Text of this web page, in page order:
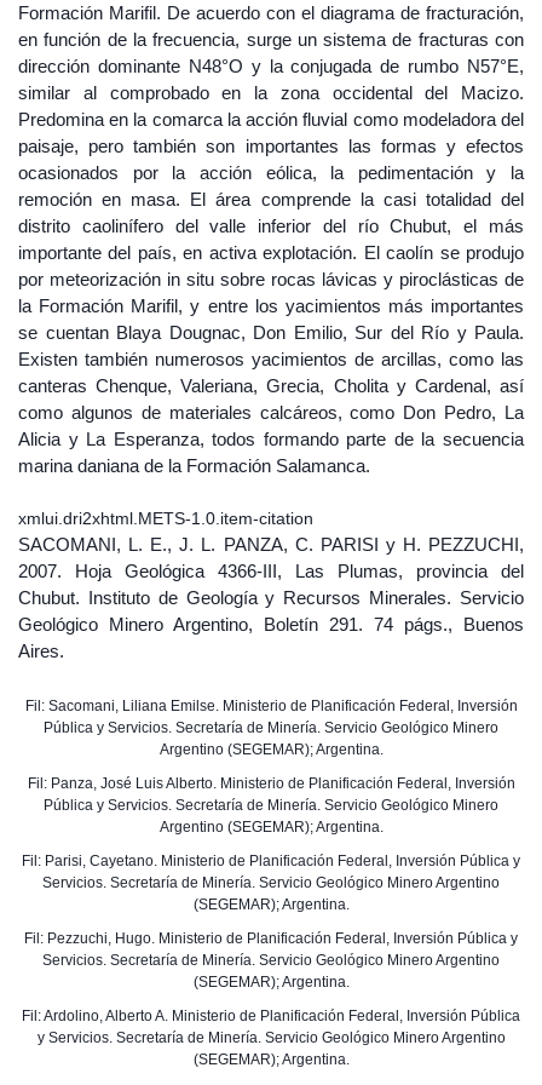
Formación Marifil. De acuerdo con el diagrama de fracturación,
en función de la frecuencia, surge un sistema de fracturas con
dirección dominante N48°O y la conjugada de rumbo N57°E,
similar al comprobado en la zona occidental del Macizo.
Predomina en la comarca la acción fluvial como modeladora del
paisaje, pero también son importantes las formas y efectos
ocasionados por la acción eólica, la pedimentación y la
remoción en masa. El área comprende la casi totalidad del
distrito caolinífero del valle inferior del río Chubut, el más
importante del país, en activa explotación. El caolín se produjo
por meteorización in situ sobre rocas lávicas y piroclásticas de
la Formación Marifil, y entre los yacimientos más importantes
se cuentan Blaya Dougnac, Don Emilio, Sur del Río y Paula.
Existen también numerosos yacimientos de arcillas, como las
canteras Chenque, Valeriana, Grecia, Cholita y Cardenal, así
como algunos de materiales calcáreos, como Don Pedro, La
Alicia y La Esperanza, todos formando parte de la secuencia
marina daniana de la Formación Salamanca.
xmlui.dri2xhtml.METS-1.0.item-citation
SACOMANI, L. E., J. L. PANZA, C. PARISI y H. PEZZUCHI,
2007. Hoja Geológica 4366-III, Las Plumas, provincia del
Chubut. Instituto de Geología y Recursos Minerales. Servicio
Geológico Minero Argentino, Boletín 291. 74 págs., Buenos
Aires.
Fil: Sacomani, Liliana Emilse. Ministerio de Planificación Federal, Inversión
Pública y Servicios. Secretaría de Minería. Servicio Geológico Minero
Argentino (SEGEMAR); Argentina.
Fil: Panza, José Luis Alberto. Ministerio de Planificación Federal, Inversión
Pública y Servicios. Secretaría de Minería. Servicio Geológico Minero
Argentino (SEGEMAR); Argentina.
Fil: Parisi, Cayetano. Ministerio de Planificación Federal, Inversión Pública y
Servicios. Secretaría de Minería. Servicio Geológico Minero Argentino
(SEGEMAR); Argentina.
Fil: Pezzuchi, Hugo. Ministerio de Planificación Federal, Inversión Pública y
Servicios. Secretaría de Minería. Servicio Geológico Minero Argentino
(SEGEMAR); Argentina.
Fil: Ardolino, Alberto A. Ministerio de Planificación Federal, Inversión Pública
y Servicios. Secretaría de Minería. Servicio Geológico Minero Argentino
(SEGEMAR); Argentina.